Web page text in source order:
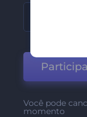
Você pode
momento